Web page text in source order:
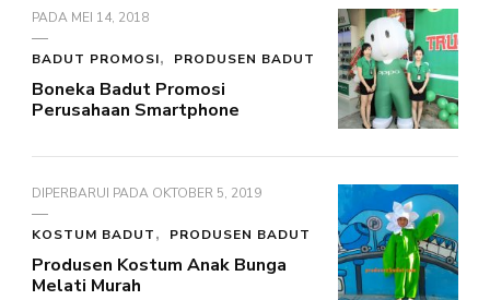
PADA MEI 14, 2018
BADUT PROMOSI PRODUSEN BADUT
Boneka Badut Promosi
Perusahaan Smartphone
DIPERBARUI PADA OKTOBER 5, 2019
KOSTUM BADUT PRODUSEN BADUT
Produsen Kostum Anak Bunga
Melati Murah